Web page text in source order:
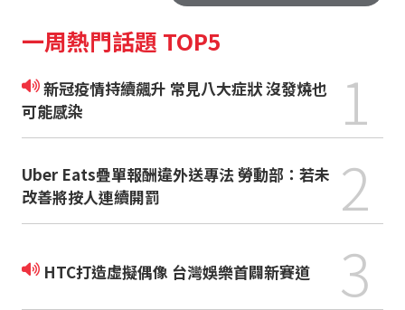
一周熱門話題 TOP5
新冠疫情持續飆升 常見八大症狀 沒發燒也
可能感染
1
Uber Eats疊單報酬違外送專法 勞動部：若未
改善將按人連續開罰
2
HTC打造虛擬偶像 台灣娛樂首闢新賽道 3